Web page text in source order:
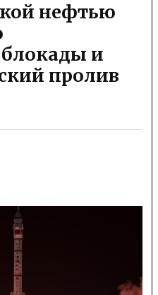
нефтью
и
пролив